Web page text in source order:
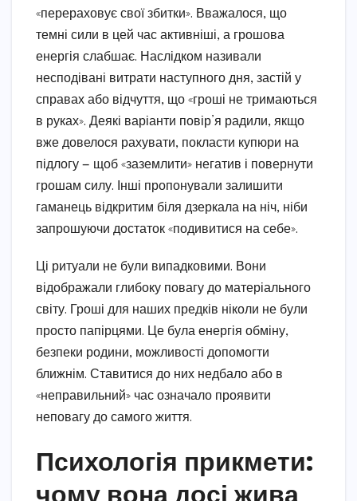
«перераховує свої збитки». Вважалося, що
темні сили в цей час активніші, а грошова
енергія слабшає. Наслідком називали
несподівані витрати наступного дня, застій у
справах або відчуття, що «гроші не тримаються
в руках». Деякі варіанти повір’я радили, якщо
вже довелося рахувати, покласти купюри на
підлогу — щоб «заземлити» негатив і повернути
грошам силу. Інші пропонували залишити
гаманець відкритим біля дзеркала на ніч, ніби
запрошуючи достаток «подивитися на себе».
Ці ритуали не були випадковими. Вони
відображали глибоку повагу до матеріального
світу. Гроші для наших предків ніколи не були
просто папірцями. Це була енергія обміну,
безпеки родини, можливості допомогти
ближнім. Ставитися до них недбало або в
«неправильний» час означало проявити
неповагу до самого життя.
Психологія прикмети:
чому вона досі жива